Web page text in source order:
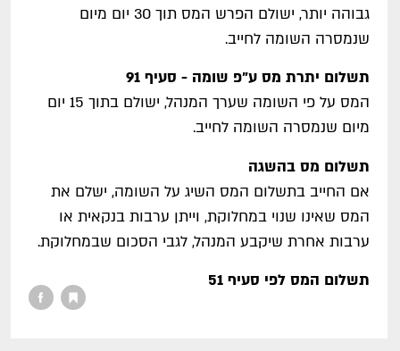
גבוהה יותר, ישולם הפרש המס תוך 30 יום מיום
שנמסרה השומה לחייב.
תשלום יתרת מס ע"פ שומה - סעיף 91
המס על פי השומה שערך המנהל, ישולם בתוך 15 יום
מיום שנמסרה השומה לחייב.
תשלום מס בהשגה
אם החייב בתשלום המס השיג על השומה, ישלם את
המס שאינו שנוי במחלוקת, וייתן ערבות בנקאית או
ערבות אחרת שיקבע המנהל, לגבי הסכום שבמחלוקת.
תשלום המס לפי סעיף 51
חובת תשלום המס תידחה לתאריך שבו יתקיים אחד